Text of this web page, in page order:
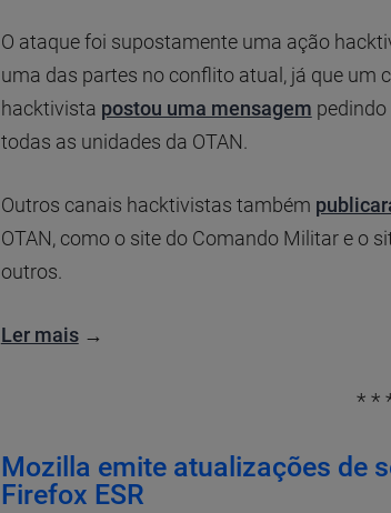
O ataque foi supostamente uma ação
uma das partes no conflito atual, já que um
hacktivista postou uma mensagem
todas as unidades da OTAN.
Outros canais hacktivistas também
OTAN, como o site do Comando Militar e o
outros.
Ler mais→
* *
Mozilla emite atualizações de
Firefox ESR